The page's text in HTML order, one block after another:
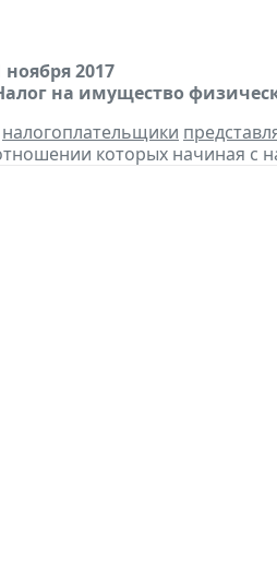
ноября 2017
на имущество
налогоплательщики
которых начиная с